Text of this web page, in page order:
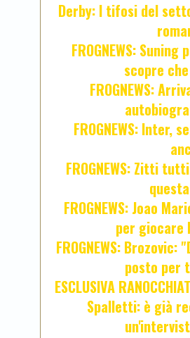
Derby: I tifosi del
FROGNEWS:
scopre
FROGNEWS:
FROGNEWS: Inter,
FROGNEWS: Zitti
FROGNEWS: Joao
per giocare
FROGNEWS:
posto per
ESCLUSIVA
Spalletti: è già